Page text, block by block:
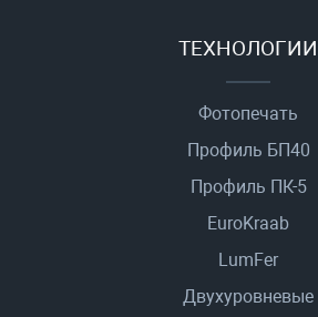
ТЕХНОЛОГИИ
Фотопечать
Профиль БП40
Профиль ПК-5
EuroKraab
LumFer
Двухуровневые